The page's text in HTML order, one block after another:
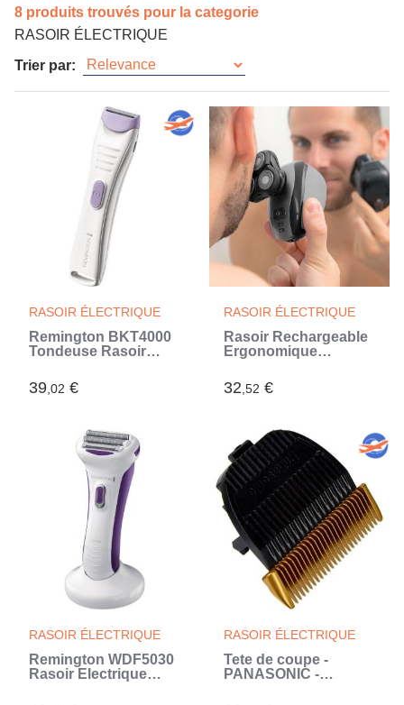
8 produits trouvés pour la categorie
RASOIR ÉLECTRIQUE
Trier par:
RASOIR ÉLECTRIQUE
Remington BKT4000
Tondeuse Rasoir
Smooth Silky Etanche
(Violet)
39,02 €
RASOIR ÉLECTRIQUE
Rasoir Rechargeable
Ergonomique
Shavestyler
InnovaGoods
32,52 €
RASOIR ÉLECTRIQUE
Remington WDF5030
Rasoir Electrique
RASOIR ÉLECTRIQUE
Tete de coupe -
PANASONIC -